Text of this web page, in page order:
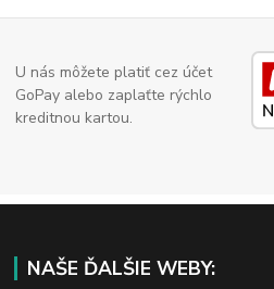
U nás môžete platiť cez účet
GoPay alebo zaplaťte rýchlo
kreditnou kartou.
NAŠE ĎALŠIE WEBY: